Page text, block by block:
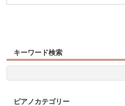
キーワード検索
ピアノカテゴリー